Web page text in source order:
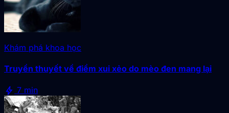
Khám phá khoa học
Truyền thuyết về điềm xui xẻo do mèo đen mang lại
bolt 7 min